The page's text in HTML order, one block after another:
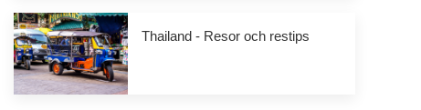
Thailand - Resor och restips